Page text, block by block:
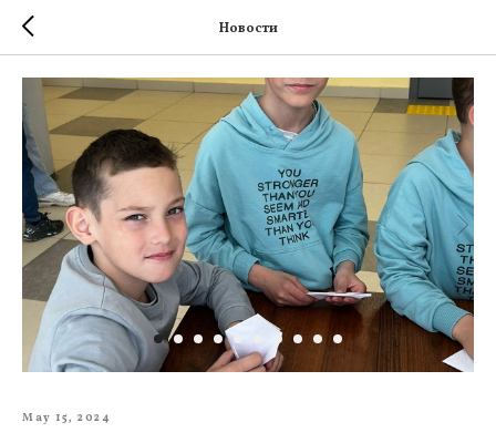
Новости
May 15, 2024